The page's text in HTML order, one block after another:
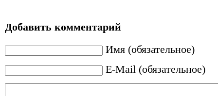
Добавить комментарий
Имя (обязательное)
E-Mail (обязательное)